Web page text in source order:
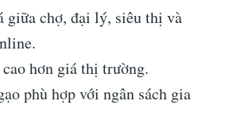
giữa chợ, đại lý, siêu thị và
hơn giá thị trường.
phù hợp với ngân sách gia